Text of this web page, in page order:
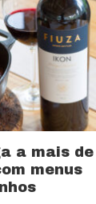
a mais de
menus